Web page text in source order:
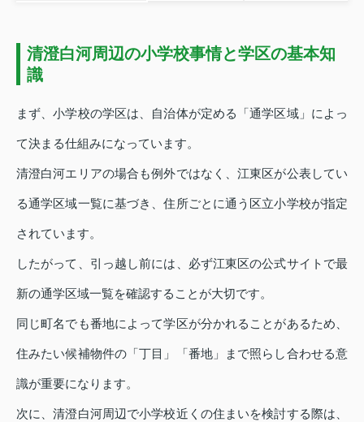
清澄白河周辺の小学校事情と学区の基本知
識
まず、小学校の学区は、自治体が定める「通学区域」によっ
て決まる仕組みになっています。
清澄白河エリアの場合も例外ではなく、江東区が公表してい
る通学区域一覧に基づき、住所ごとに通う区立小学校が指定
されています。
したがって、引っ越し前には、必ず江東区の公式サイトで最
新の通学区域一覧を確認することが大切です。
同じ町名でも番地によって学区が分かれることがあるため、
住みたい候補物件の「丁目」「番地」まで照らし合わせる意
識が重要になります。
次に、清澄白河周辺で小学校近くの住まいを検討する際は、